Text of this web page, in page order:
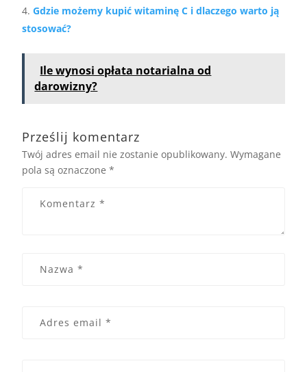
Gdzie możemy kupić witaminę C i dlaczego warto ją
stosować?
Ile wynosi opłata notarialna od
darowizny?
Prześlij komentarz
Twój adres email nie zostanie opublikowany. Wymagane
pola są oznaczone*